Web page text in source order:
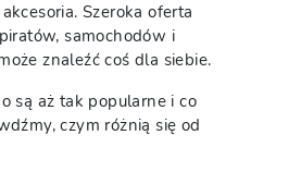
Szeroka oferta
samochodów i
znaleźć coś dla siebie.
są aż tak popularne i co
czym różnią się od